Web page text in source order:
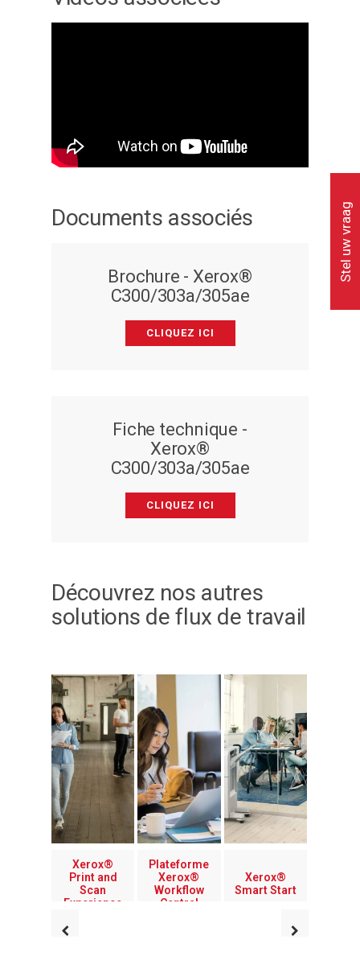
Documents associés
Brochure - Xerox®
C300/303a/305ae
CLIQUEZ ICI
Fiche technique -
Xerox®
C300/303a/305ae
CLIQUEZ ICI
Découvrez nos autres
solutions de flux de travail
Xerox®
Print and
Scan
Experience
Plateforme
Xerox®
Workflow
Central
Xerox®
Smart Start
Stel uw vraag